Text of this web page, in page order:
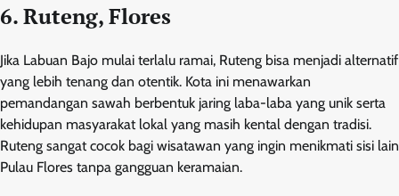
6. Ruteng, Flores
Jika Labuan Bajo mulai terlalu ramai, Ruteng bisa menjadi alternatif
yang lebih tenang dan otentik. Kota ini menawarkan
pemandangan sawah berbentuk jaring laba-laba yang unik serta
kehidupan masyarakat lokal yang masih kental dengan tradisi.
Ruteng sangat cocok bagi wisatawan yang ingin menikmati sisi lain
Pulau Flores tanpa gangguan keramaian.